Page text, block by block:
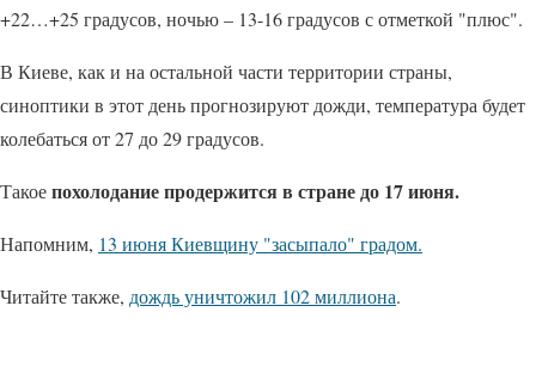
+22…+25 градусов, ночью – 13-16 градусов с отметкой "плюс".
В Киеве, как и на остальной части территории страны,
синоптики в этот день прогнозируют дожди, температура будет
колебаться от 27 до 29 градусов.
Такоепохолодание продержится в стране до 17 июня.
Напомним, 13 июня Киевщину "засыпало" градом.
Читайте также, дождь уничтожил 102 миллиона.